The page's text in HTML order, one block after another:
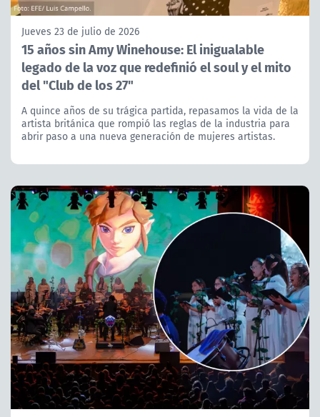
Jueves 23 de julio de 2026
15 años sin Amy Winehouse: El inigualable
legado de la voz que redefinió el soul y el mito
del "Club de los 27"
A quince años de su trágica partida, repasamos la vida de la
artista británica que rompió las reglas de la industria para
abrir paso a una nueva generación de mujeres artistas.